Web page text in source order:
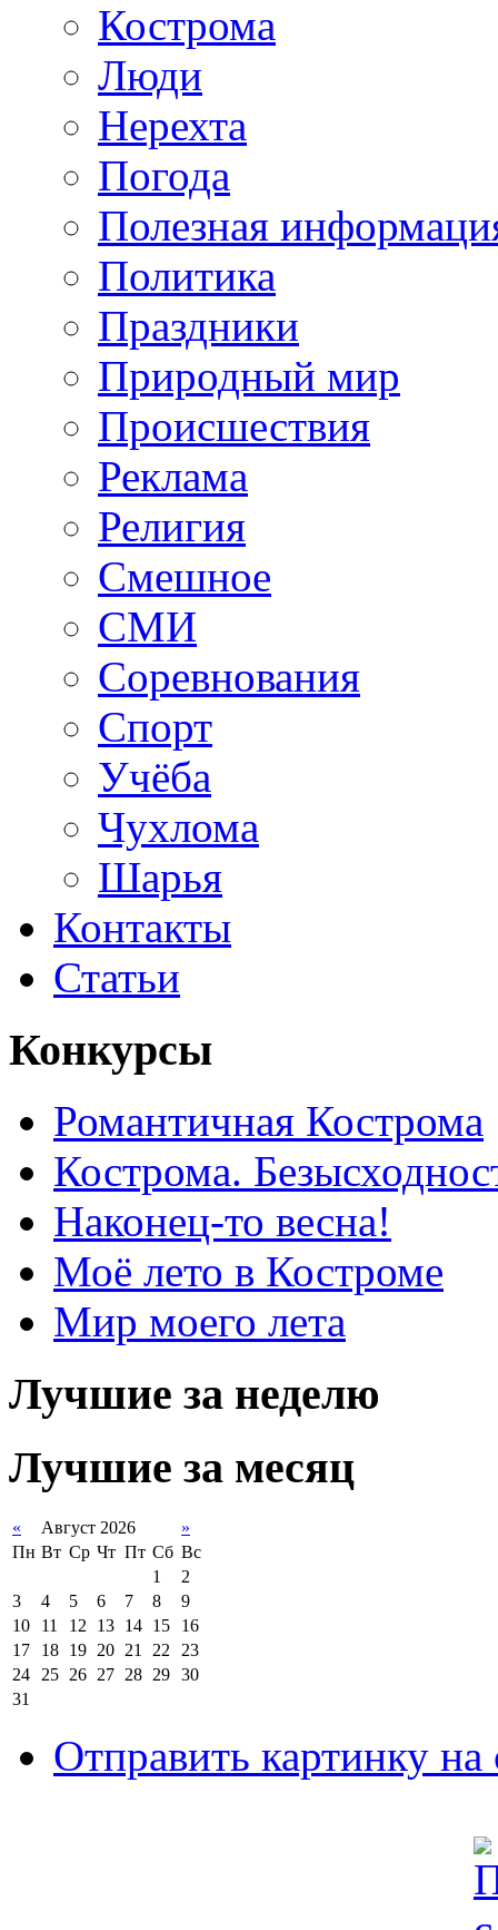
Кострома
Люди
Нерехта
Погода
Полезная
Политика
Праздники
Природный мир
Происшествия
Реклама
Религия
Смешное
СМИ
Соревнования
Спорт
Учёба
Чухлома
Шарья
Контакты
Статьи
Конкурсы
Романтичная Кострома
Кострома.
Наконец-то весна!
Моё лето в Костроме
Мир моего лета
Лучшие за неделю
Лучшие за месяц
« Август 2026
»
Пн Вт Ср Чт Пт Сб Вс
1
2
3
4 5 6 7 8
9
10
11 12 13 14 15
16
17
18 19 20 21 22
23
24
25 26 27 28 29 30
31
Отправить картинку на